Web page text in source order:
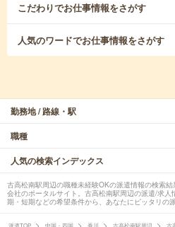
こだわりでお仕事情報をさがす
人気のワードでお仕事情報をさがす
勤務地 / 路線・駅
職種
人気の検索インデックス
古高松南駅周辺の職種未経験OKの派遣情報の検索
会社のポータルサイト。古高松南駅周辺の派遣/求
期・短期などの希望条件から、あなたにピッタリの